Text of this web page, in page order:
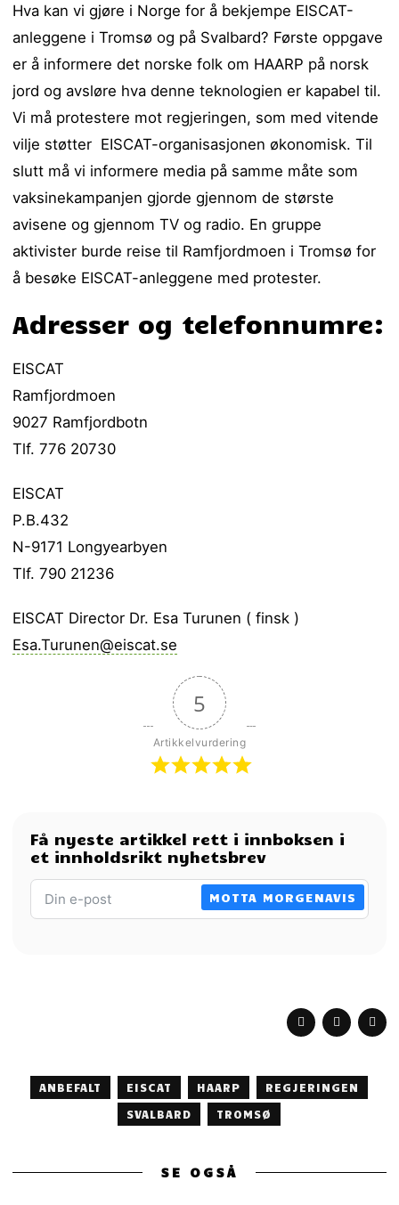
Hva kan vi gjøre i Norge for å bekjempe EISCAT-
anleggene i Tromsø og på Svalbard? Første oppgave
er å informere det norske folk om HAARP på norsk
jord og avsløre hva denne teknologien er kapabel til.
Vi må protestere mot regjeringen, som med vitende
vilje støtter EISCAT-organisasjonen økonomisk. Til
slutt må vi informere media på samme måte som
vaksinekampanjen gjorde gjennom de største
avisene og gjennom TV og radio. En gruppe
aktivister burde reise til Ramfjordmoen i Tromsø for
å besøke EISCAT-anleggene med protester.
Adresser og telefonnumre:
EISCAT
Ramfjordmoen
9027 Ramfjordbotn
Tlf. 776 20730
EISCAT
P.B.432
N-9171 Longyearbyen
Tlf. 790 21236
EISCAT Director Dr. Esa Turunen ( finsk )
Esa.Turunen@eiscat.se
5
Artikkelvurdering
Få nyeste artikkel rett i innboksen i
et innholdsrikt nyhetsbrev
MOTTA MORGENAVIS
ANBEFALT EISCAT HAARP
REGJERINGEN
SVALBARD
TROMSØ
SE OGSÅ